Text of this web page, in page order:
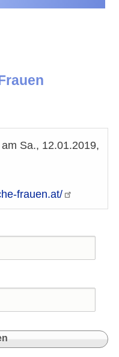
am Sa., 12.01.2019,
frauen.at/